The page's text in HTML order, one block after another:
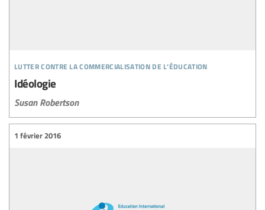
lutter contre la commercialisation de l’éducation
Idéologie
Susan Robertson
1 février 2016